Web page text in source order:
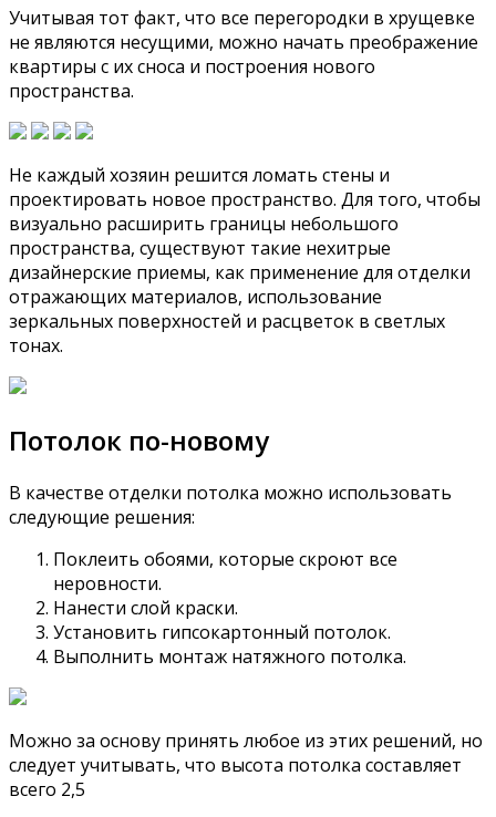
Учитывая тот факт, что все перегородки в хрущевке
не являются несущими, можно начать преображение
квартиры с их сноса и построения нового
пространства.
Не каждый хозяин решится ломать стены и
проектировать новое пространство. Для того, чтобы
визуально расширить границы небольшого
пространства, существуют такие нехитрые
дизайнерские приемы, как применение для отделки
отражающих материалов, использование
зеркальных поверхностей и расцветок в светлых
тонах.
Потолок по-новому
В качестве отделки потолка можно использовать
следующие решения:
Поклеить обоями, которые скроют все
неровности.
Нанести слой краски.
Установить гипсокартонный потолок.
Выполнить монтаж натяжного потолка.
Можно за основу принять любое из этих решений, но
следует учитывать, что высота потолка составляет
всего 2,5